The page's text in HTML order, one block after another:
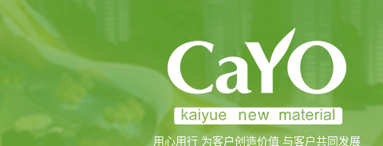
用心用行 为客户创造价值 与客户共同发展